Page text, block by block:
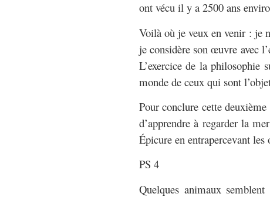
ont vécu il y a 2500 ans
Voilà où je veux en venir : je
je considère son œuvre avec
L’exercice de la philosophie
monde de ceux qui sont
Pour conclure cette
d’apprendre à regarder la
Épicure en entrapercevant
PS 4
Quelques animaux